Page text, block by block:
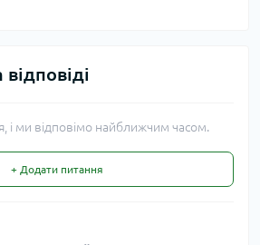
і ми відповімо найближчим часом.
+ Додати питання